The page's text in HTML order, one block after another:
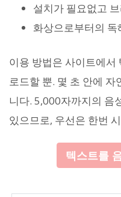
설치가 필요없고
화상으로부터의 독
이용 방법은 사이트에서
로드할 뿐. 몇 초 안에
니다. 5,000자까지의 음
있으므로, 우선은 한번
텍스트를